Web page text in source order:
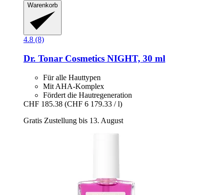
Warenkorb
4.8 (8)
Dr. Tonar Cosmetics NIGHT, 30 ml
Für alle Hauttypen
Mit AHA-Komplex
Fördert die Hautregeneration
CHF 185.38 (CHF 6 179.33 / l)
Gratis Zustellung bis 13. August